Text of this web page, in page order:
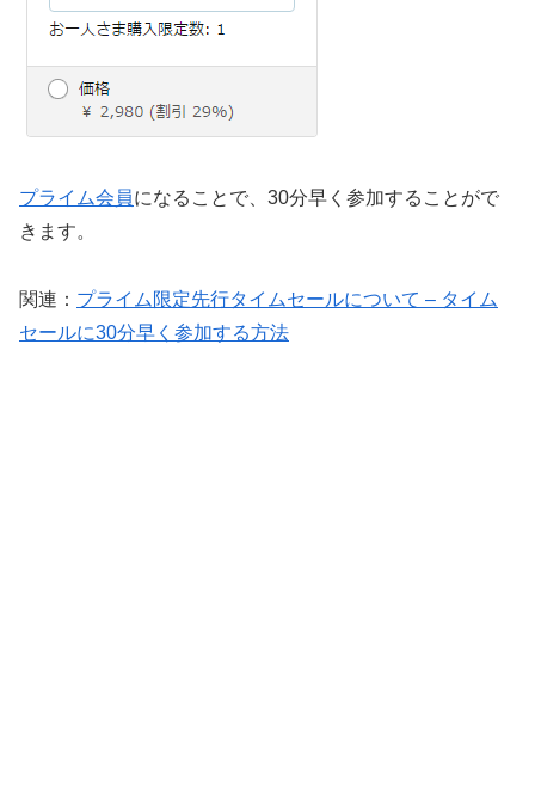
プライム会員になることで、30分早く参加することがで
きます。
関連： プライム限定先行タイムセールについて – タイム
セールに30分早く参加する方法